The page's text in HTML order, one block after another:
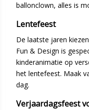
ballonclown, alles is
Lentefeest
De laatste jaren
Fun & Design is
kinderanimatie op
het lentefeest. Maak
dag.
Verjaardagsfeest